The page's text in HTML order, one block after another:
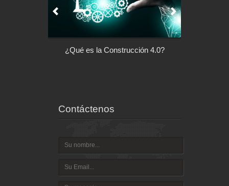
¿Qué es la Construcción 4.0?
Contáctenos